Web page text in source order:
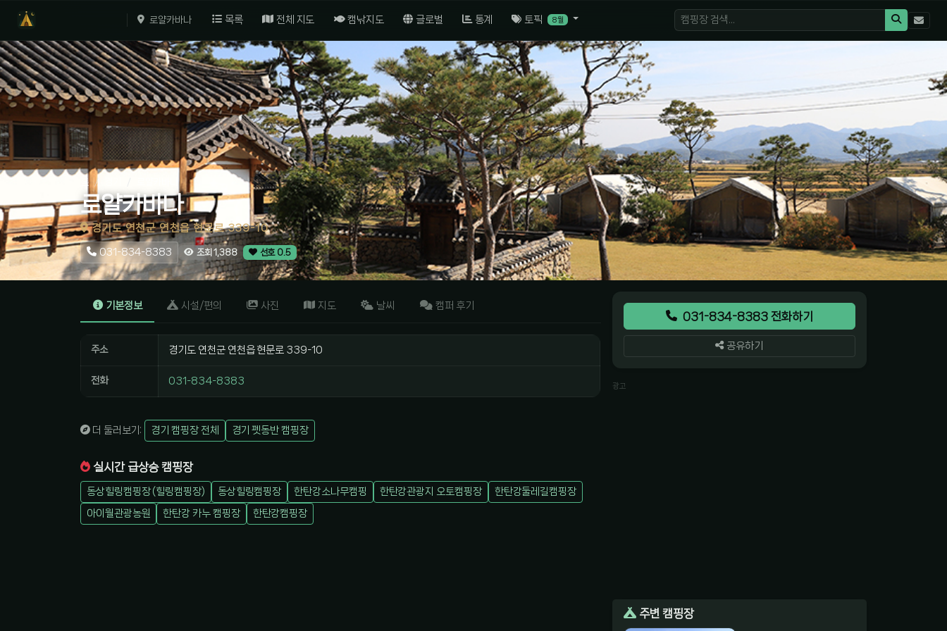
로얄카바나 목록 전체 지도 캠낚지도 글로벌 통계 토픽 8월
홈
로얄카바나
경기도 연천군 연천읍 현문로 339-10
031-834-8383 조회 1,388 선호 0.5
기본정보 시설/편의 사진 지도 날씨 캠퍼 후기
주소 경기도 연천군 연천읍 현문로 339-10
전화 031-834-8383
더 둘러보기: 경기 캠핑장 전체 경기 펫동반 캠핑장
실시간 급상승 캠핑장
동상힐링캠핑장 (힐링캠핑장) 동상힐링캠핑장 한탄강소나무캠핑 한탄강관광지 오토캠핑장
한탄강둘레길캠핑장
아이월관광농원
한탄강 카누 캠핑장 한탄강캠핑장
031-834-8383 전화하기
공유하기
광고
주변 캠핑장